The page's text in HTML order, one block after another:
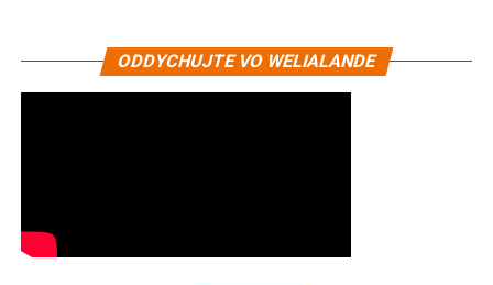
ODDYCHUJTE VO WELIALANDE